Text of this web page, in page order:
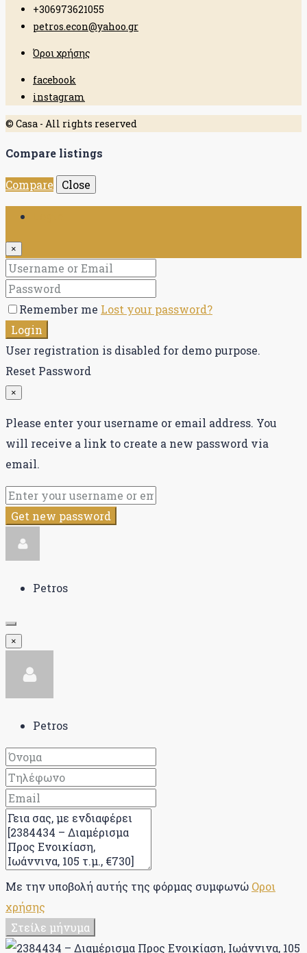
+306973621055
petros.econ@yahoo.gr
Όροι χρήσης
facebook
instagram
© Casa - All rights reserved
Compare listings
Compare Close
×
Remember me Lost your password?
Login
User registration is disabled for demo purpose.
Reset Password
×
Please enter your username or email address. You
will receive a link to create a new password via
email.
Get new password
Petros
×
Petros
Με την υποβολή αυτής της φόρμας συμφωνώ Οροι
χρήσης
Στείλε μήνυμα